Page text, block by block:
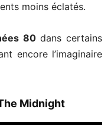
moins éclatés.
80dans certains
encore l’imaginaire
Midnight